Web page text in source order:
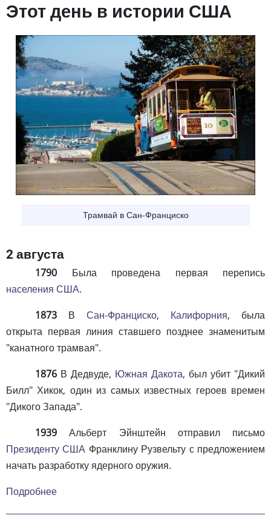
Этот день в истории США
Трамвай в Сан-Франциско
2 августа
1790 Была проведена первая перепись
населения США.
1873 В Сан-Франциско, Калифорния, была
открыта первая линия ставшего позднее знаменитым
"канатного трамвая".
1876 В Дедвуде, Южная Дакота, был убит "Дикий
Билл" Хикок, один из самых известных героев времен
"Дикого Запада".
1939 Альберт Эйнштейн отправил письмо
Президенту США Франклину Рузвельту с предложением
начать разработку ядерного оружия.
Подробнее